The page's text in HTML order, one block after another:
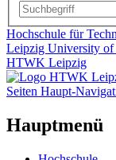
Hochschule für
Leipzig University of
HTWK Leipzig
Seiten Haupt-
Hauptmenü